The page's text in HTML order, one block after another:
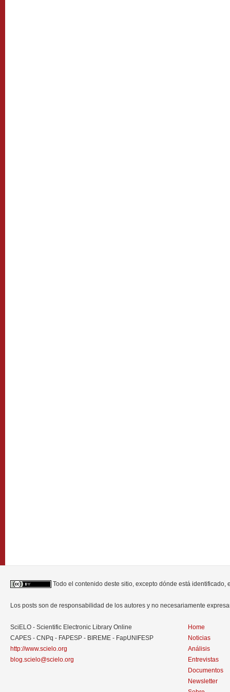
Todo el contenido deste sitio, excepto dónde está identificado,
Los posts son de responsabilidad de los autores y no necesariamente
SciELO - Scientific Electronic Library Online
CAPES - CNPq - FAPESP - BIREME - FapUNIFESP
http://www.scielo.org
blog.scielo@scielo.org
Home
Noticias
Análisis
Entrevistas
Documentos
Newsletter